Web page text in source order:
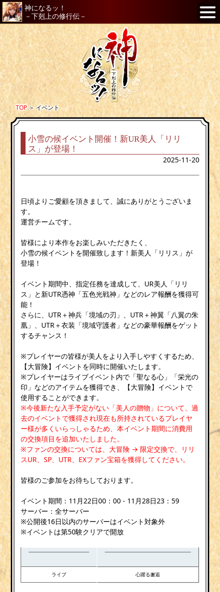
神になるッ！
－下剋上の修行伝－
TOP＞イベント
小雪の候イベント開催！新UR美人「リリ
ス」が登場！
2025-11-20
日頃よりご愛顧を頂きまして、誠にありがとうございま
す。
運営チームです。
皆様により本作をお楽しみいただきたく、
小雪の候イベントを開催致します！新美人「リリス」が
登場！
イベント期間中、指定任務を達成して、UR美人「リリ
ス」と新UTR憑神「五色光戦神」などのレア報酬を獲得可
能！
さらに、UTR＋神兵「境域の刃」、UTR＋神翼「八翼の朱
凰」、UTR＋衣装「境域守護者」などの豪華報酬をゲット
するチャンス！
※プレイヤーの皆様が美人をより入手しやすくするため、
【大冒険】イベントを同時に開催いたします。
※プレイヤーはライブイベント内で「聖なる心」「栄光の
印」などのアイテムを獲得でき、【大冒険】イベントで
使用することができます。
※今後新たな入手予定がない「美人の贈物」について、過
去のイベントで獲得され現在も所持されているプレイヤ
ー様が多くいらっしゃるため、本イベント期間に消費用
の交換項目を追加いたしました。
※ファンの交換については、大冒険 → 限定交換で、リリ
スUR、SP、UTR、EXファン宝箱を獲得してください。
皆様のご参加をお待ちしております。
イベント期間：11月22日00：00 - 11月28日23：59
サーバー：全サーバー
※公開後16日以内のサーバーはイベント対象外
※イベントは第50験クリアで開放
ライブ 心躍る邂逅